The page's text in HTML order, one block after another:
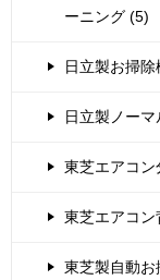
ーニング (5)
日立製お掃
日立製ノー
東芝エアコ
東芝エアコ
東芝製自動